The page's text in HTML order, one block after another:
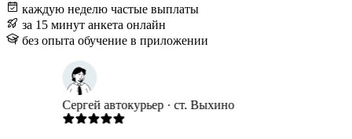
каждую неделю частые выплаты
за 15 минут анкета онлайн
без опыта обучение в приложении
Сергей автокурьер · ст. Выхино